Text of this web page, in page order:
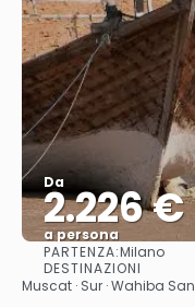
Da
2.226 €
a persona
PARTENZA:Milano
DESTINAZIONI
Muscat · Sur · Wahiba